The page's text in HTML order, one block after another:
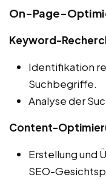
On-Page-
Keyword-
Identifikation
Suchbegriffe.
Analyse der
Content-
Erstellung und
SEO-